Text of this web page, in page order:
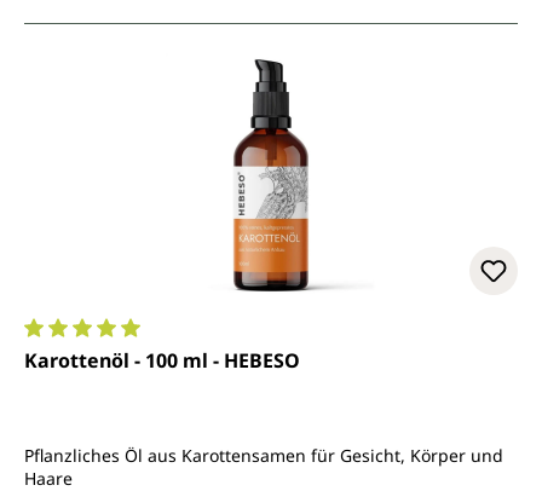
Durchschnittliche Bewertung von 5 von 5 Sternen
Karottenöl - 100 ml - HEBESO
Pflanzliches Öl aus Karottensamen für Gesicht, Körper und
Haare